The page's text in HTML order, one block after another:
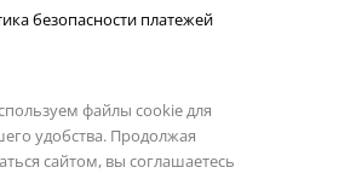
безопасности платежей
файлы cookie для
удобства. Продолжая
сайтом, вы соглашаетесь